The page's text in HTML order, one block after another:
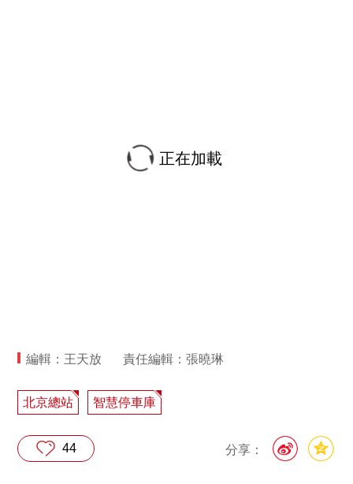
正在加載
編輯：王天放 責任編輯：張曉琳
北京總站 智慧停車庫
分享：
44